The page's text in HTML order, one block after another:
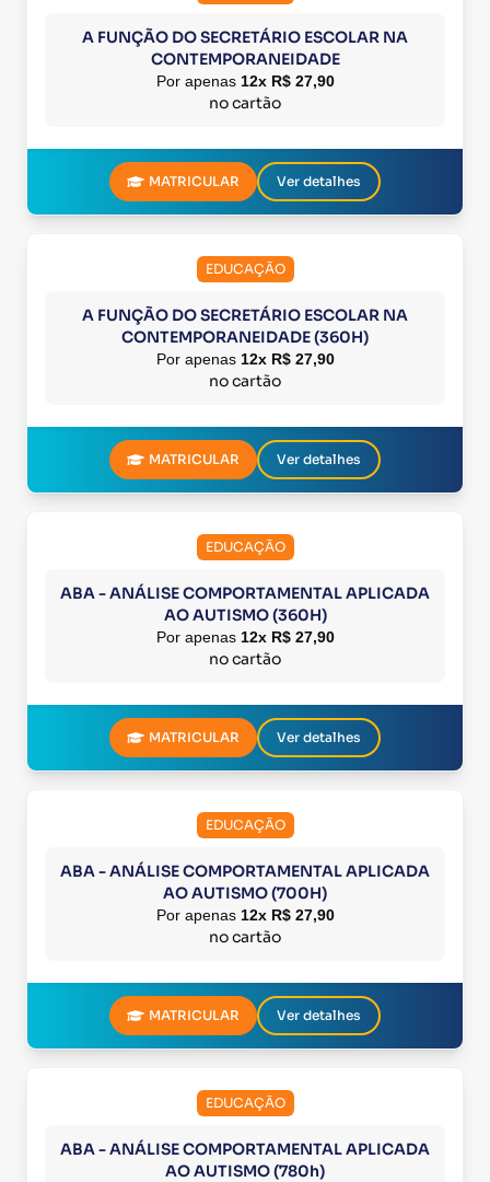
A FUNÇÃO DO SECRETÁRIO ESCOLAR NA
CONTEMPORANEIDADE
Por apenas 12x R$ 27,90
no cartão
MATRICULAR Ver detalhes
EDUCAÇÃO
A FUNÇÃO DO SECRETÁRIO ESCOLAR NA
CONTEMPORANEIDADE (360H)
Por apenas 12x R$ 27,90
no cartão
MATRICULAR Ver detalhes
EDUCAÇÃO
ABA - ANÁLISE COMPORTAMENTAL APLICADA
AO AUTISMO (360H)
Por apenas 12x R$ 27,90
no cartão
MATRICULAR Ver detalhes
EDUCAÇÃO
ABA - ANÁLISE COMPORTAMENTAL APLICADA
AO AUTISMO (700H)
Por apenas 12x R$ 27,90
no cartão
MATRICULAR Ver detalhes
EDUCAÇÃO
ABA - ANÁLISE COMPORTAMENTAL APLICADA
AO AUTISMO (780h)